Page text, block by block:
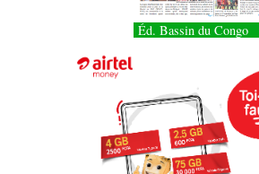
Éd. Bassin du Congo